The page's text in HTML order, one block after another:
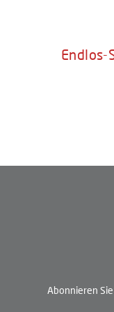
Endlos-
Abonnieren